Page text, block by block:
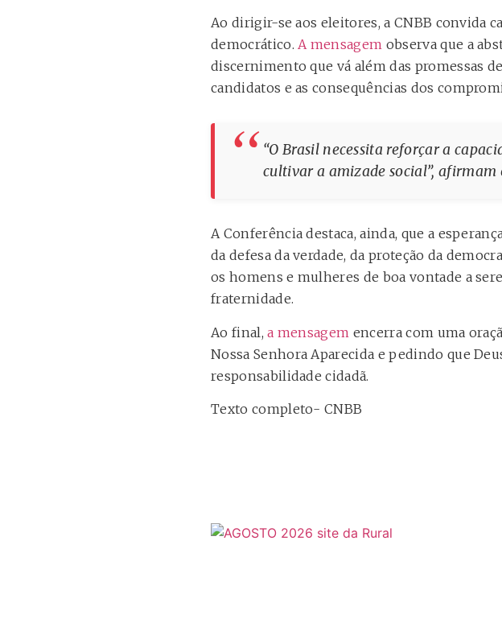
Ao dirigir-se aos eleitores, a CNBB convida
democrático.A mensagem observa que a
discernimento que vá além das promessas
candidatos e as consequências dos
“O Brasil necessita reforçar a
cultivar a amizade social”, afirmam
A Conferência destaca, ainda, que a
da defesa da verdade, da proteção da
os homens e mulheres de boa vontade a
fraternidade.
Ao final,a mensagem encerra com uma
Nossa Senhora Aparecida e pedindo que
responsabilidade cidadã.
Texto completo- CNBB